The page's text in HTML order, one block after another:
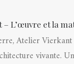
L’œuvre et la
Atelier
vivante.